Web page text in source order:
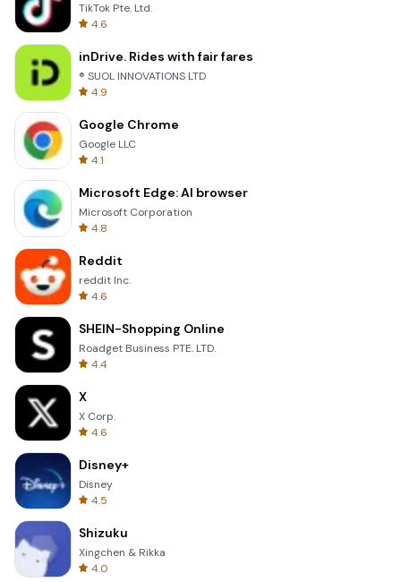
TikTok Pte. Ltd.
4.6
inDrive. Rides with fair fares
® SUOL INNOVATIONS LTD
4.9
Google Chrome
Google LLC
4.1
Microsoft Edge: AI browser
Microsoft Corporation
4.8
Reddit
reddit Inc.
4.6
SHEIN-Shopping Online
Roadget Business PTE. LTD.
4.4
X
X Corp.
4.6
Disney+
Disney
4.5
Shizuku
Xingchen & Rikka
4.0